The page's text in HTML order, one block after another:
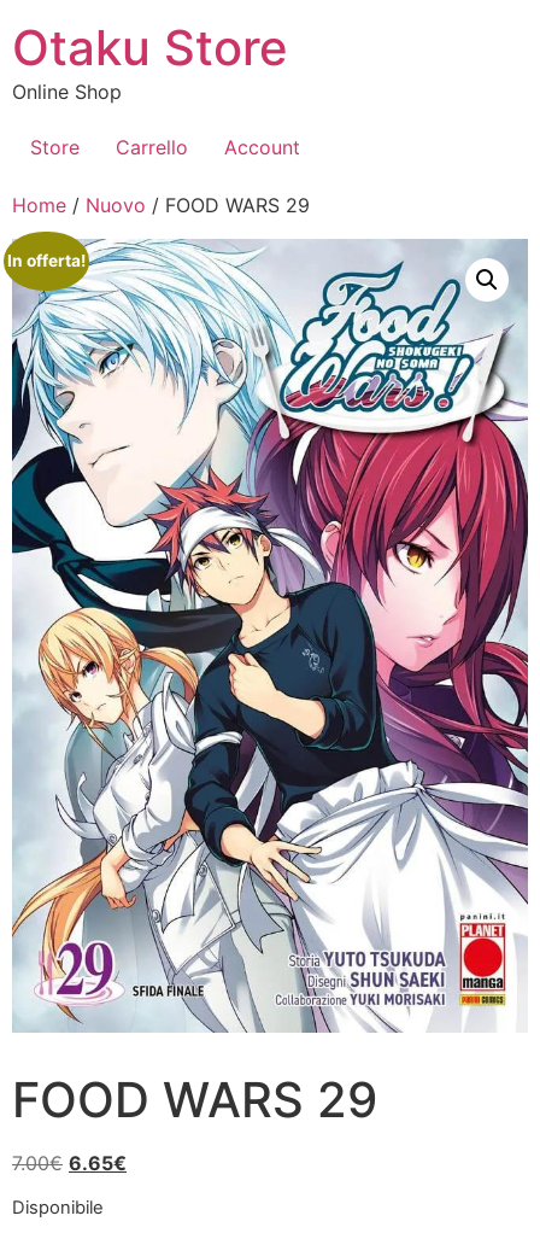
contenuto
Otaku Store
Online Shop
Store Carrello Account
Home / Nuovo / FOOD WARS 29
In offerta!
FOOD WARS 29
7.00€ Il
originale
6.65€
Disponibile